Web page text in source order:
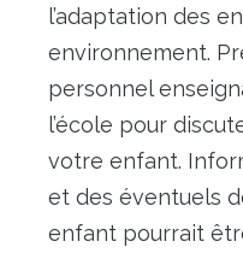
l’adaptation des
environnement.
personnel
l’école pour
votre enfant.
et des éventuels
enfant pourrait